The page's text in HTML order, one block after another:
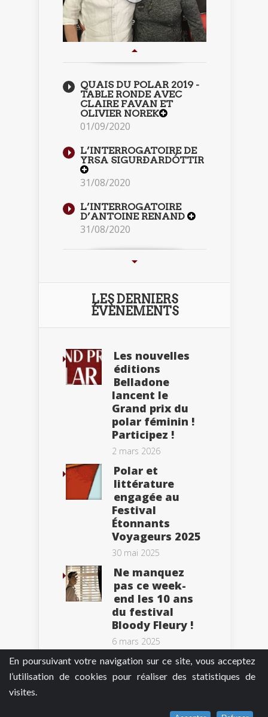
En poursuivant votre navigation sur ce site, vous acceptez
l’utilisation de cookies pour réaliser des statistiques de
visites.
QUAIS DU POLAR 2019 -
TABLE RONDE AVEC
CLAIRE FAVAN ET
OLIVIER NOREK
01/09/2020
L’INTERROGATOIRE DE
YRSA SIGURÐARDÓTTIR
31/08/2020
L’INTERROGATOIRE
D’ANTOINE RENAND
31/08/2020
LES DERNIERS
ÉVÈNEMENTS
Les nouvelles
éditions
Belladone
lancent le
Grand prix du
polar féminin !
Participez !
2 mars 2026
Polar et
littérature
engagée au
Festival
Étonnants
Voyageurs 2025
30 mai 2025
Ne manquez
pas ce week-
end les 10 ans
du festival
Bloody Fleury !
6 mars 2025